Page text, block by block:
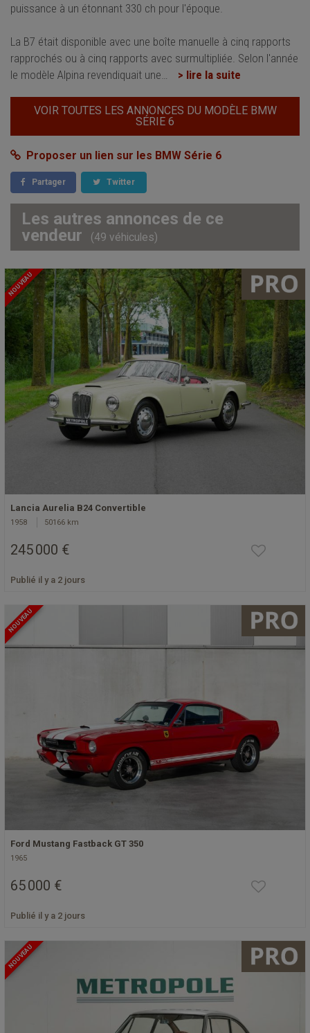
puissance à un étonnant 330 ch pour l'époque.
La B7 était disponible avec une boîte manuelle à cinq rapports
rapprochés ou à cinq rapports avec surmultipliée. Selon l'année
le modèle Alpina revendiquait une… > lire la suite
VOIR TOUTES LES ANNONCES DU MODÈLE BMW
SÉRIE 6
Proposer un lien sur les BMW Série 6
Partager Twitter
Les autres annonces de ce
vendeur
(49 véhicules)
NOUVEAU
Lancia Aurelia B24 Convertible
1958 50166 km
245 000 €
Publié il y a 2 jours
NOUVEAU
Ford Mustang Fastback GT 350
1965
65 000 €
Publié il y a 2 jours
NOUVEAU